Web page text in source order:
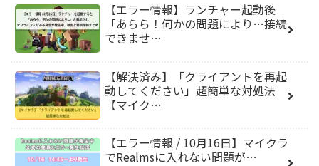
【エラー情報】ランチャー起動後
「あらら！何かの問題により…接続
できませ…
【解決済み】「クライアントを再起
動してください」超簡単な対処法
【マイク…
【エラー情報 / 10月16日】マイクラ
でRealmsに入れない問題が…